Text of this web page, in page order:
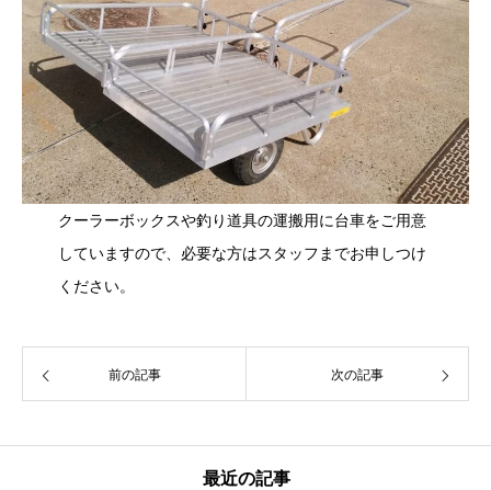
クーラーボックスや釣り道具の運搬用に台車をご用意
していますので、必要な方はスタッフまでお申しつけ
ください。
前の記事 次の記事
最近の記事